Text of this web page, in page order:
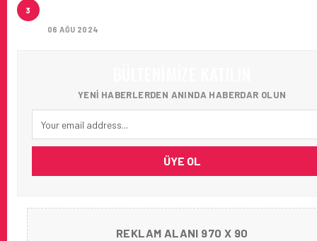
3
06 AĞU 2024
YENI HABERLERDEN ANINDA HABERDAR OLUN
ÜYE OL
REKLAM ALANI 970 X 90